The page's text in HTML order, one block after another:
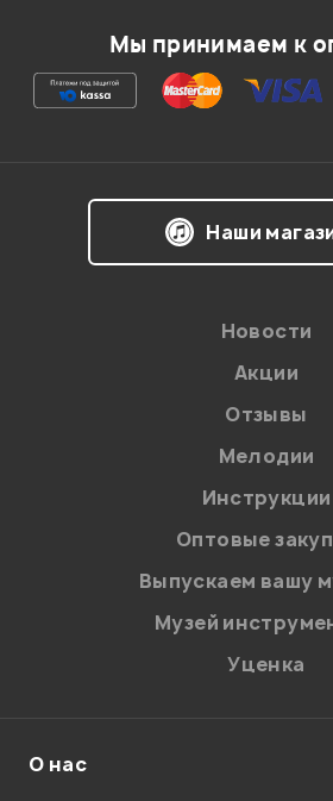
Мы принимаем к
Наши
Новости
Акции
Отзывы
Мелодии
Инструкции
Оптовые
Выпускаем вашу
Музей
Уценка
О нас